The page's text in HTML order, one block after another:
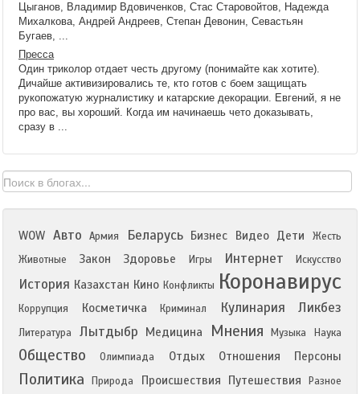
Цыганов, Владимир Вдовиченков, Стас Старовойтов, Надежда
Михалкова, Андрей Андреев, Степан Девонин, Севастьян
Бугаев, ...
Пресса
Один триколор отдает честь другому (понимайте как хотите).
Дичайше активизировались те, кто готов с боем защищать
рукопожатую журналистику и катарские декорации. Евгений, я не
про вас, вы хороший. Когда им начинаешь чето доказывать,
сразу в ...
WOW Авто Армия Беларусь Бизнес Видео Дети
Жесть
Животные
Закон Здоровье Игры Интернет Искусство
История Казахстан Кино Конфликты Коронавирус
Коррупция Косметичка Криминал Кулинария Ликбез
Литература Лытдыбр Медицина Мнения Музыка Наука
Общество Олимпиада Отдых Отношения Персоны
Политика Природа Происшествия Путешествия Разное